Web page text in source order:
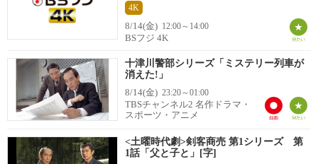
4K
8/14(金) 12:00～14:00
BSフジ 4K
十津川警部シリーズ「ミステリー列車が
消えた!」
8/14(金) 23:20～01:00
TBSチャンネル2 名作ドラマ・
スポーツ・アニメ
<土曜時代劇>剣客商売 第1シリーズ 第
1話「父と子と」[字]